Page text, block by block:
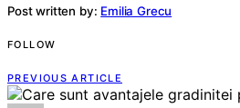
Post written by: Emilia Grecu
FOLLOW
PREVIOUS ARTICLE